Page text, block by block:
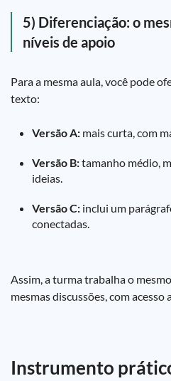
5) Diferenciação: o
níveis de apoio
Para a mesma aula, você pode
texto:
Versão A: mais curta, com
Versão B:tamanho médio,
ideias.
Versão C: inclui um
conectadas.
Assim, a turma trabalha o
mesmas discussões, com acesso
Instrumento